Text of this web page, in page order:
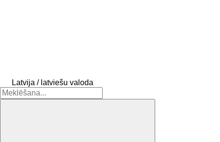
Latvija / latviešu valoda